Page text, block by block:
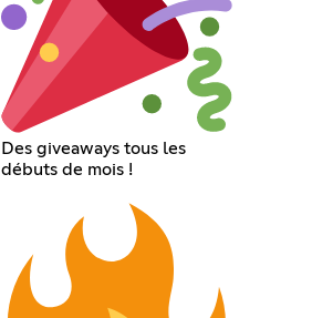
Des giveaways tous les
débuts de mois !